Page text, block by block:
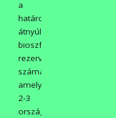
a
határokon
átnyúlók
bioszféra-
rezervátumok
száma,
amelyet
2-3
ország